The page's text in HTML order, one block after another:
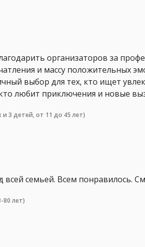
организаторов за
и массу положительных
выбор для тех, кто ищет
любит приключения и новые
и 3 детей, от 11 до 45 лет)
семьей. Всем понравилось.
80 лет)